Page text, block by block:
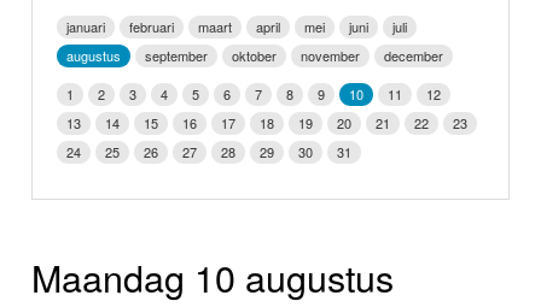
Webcam
Info
januari
februari maart april mei juni
juli
augustus
september oktober november
december
1
2 3 4 5 6 7 8 9 10 11
12
13
14 15 16 17 18 19 20 21 22
23
24
25 26 27 28 29 30 31
Maandag 10 augustus